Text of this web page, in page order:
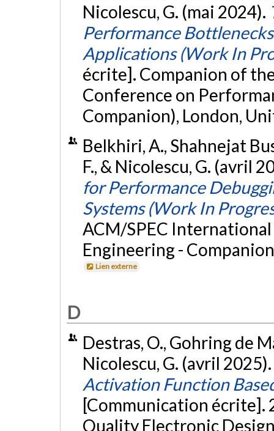
Nicolescu, G. (mai 2024).
Performance
Applications (Work In
écrite]. Companion of
Conference on
Companion), London,
Belkhiri, A., Shahnejat
F., & Nicolescu, G. (avril
for Performance
Systems (Work In
ACM/SPEC
Engineering -
Lien externe
D
Destras, O., Gohring de
Nicolescu, G. (avril 2025).
Activation Function
[Communication écrite].
Quality Electronic Design